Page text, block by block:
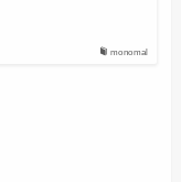
monomal